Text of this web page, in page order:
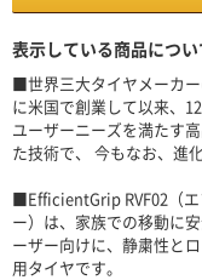
表示している商品につい
■世界三大タイヤメーカー
に米国で創業して以来、
ユーザーニーズを満たす
た技術で、 今もなお、進
■EfficientGrip RVF02（
ー）は、家族での移動に
ーザー向けに、静粛性と
用タイヤです。